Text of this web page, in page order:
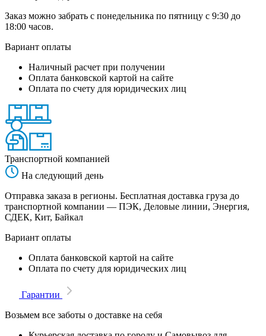
Заказ можно забрать с понедельника по пятницу с 9:30 до
18:00 часов.
Вариант оплаты
Наличный расчет при получении
Оплата банковской картой на сайте
Оплата по счету для юридических лиц
Транспортной компанией
На следующий день
Отправка заказа в регионы. Бесплатная доставка груза до
транспортной компании — ПЭК, Деловые линии, Энергия,
СДЕК, Кит, Байкал
Вариант оплаты
Оплата банковской картой на сайте
Оплата по счету для юридических лиц
Гарантии
Возьмем все заботы о доставке на себя